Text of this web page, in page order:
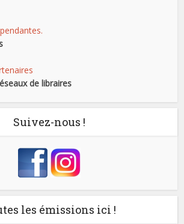
de libraires
Suivez-nous !
les émissions ici !